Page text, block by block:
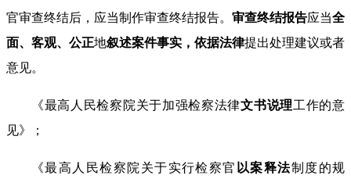
官审查终结后，应当制作审查终结报告。 审查终结报告应当全
面、客观、公正地叙述案件事实 ，依据法律提出处理建议或者
意见。
《最高人民检察院关于加强检察法律文书说理工作的意
见》；
《最高人民检察院关于实行检察官 以案释法制度的规